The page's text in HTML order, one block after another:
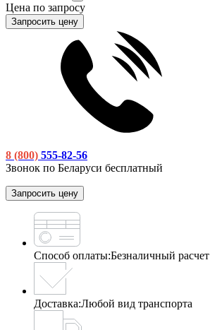
Цена по запросу
Запросить цену
8 (800) 555-82-56
Звонок по Беларуси бесплатный
Запросить цену
Способ оплаты:Безналичный расчет
Доставка:Любой вид транспорта